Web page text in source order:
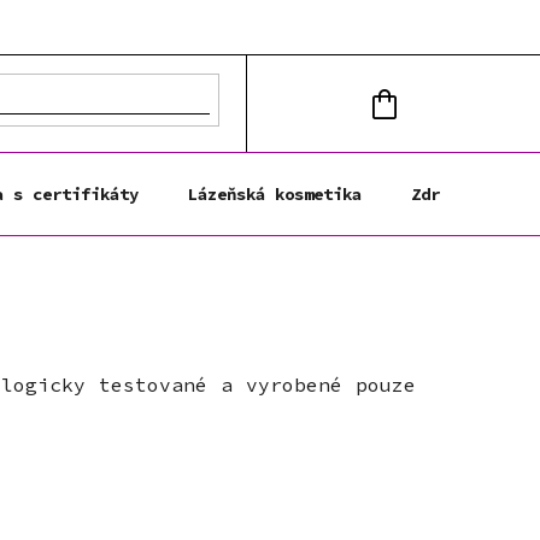
KOŠÍK
s certifikáty Lázeňská kosmetika Zdravá výživa
testované a vyrobené pouze